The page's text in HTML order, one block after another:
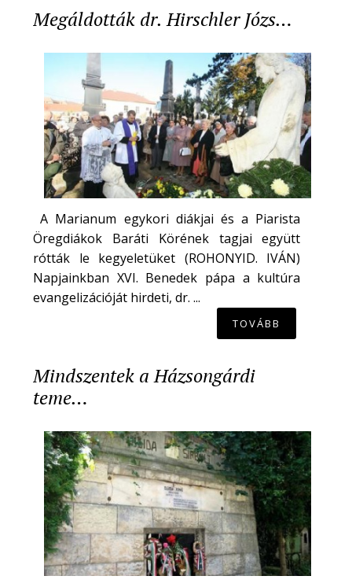
Megáldották dr. Hirschler Józs…
A Marianum egykori diákjai és a Piarista
Öregdiákok Baráti Körének tagjai együtt
rótták le kegyeletüket (ROHONYID. IVÁN)
Napjainkban XVI. Benedek pápa a kultúra
evangelizációját hirdeti, dr. ...
TOVÁBB
Mindszentek a Házsongárdi
teme…